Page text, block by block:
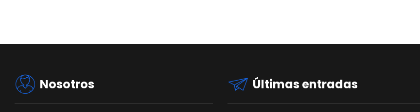
Nosotros Últimas entradas